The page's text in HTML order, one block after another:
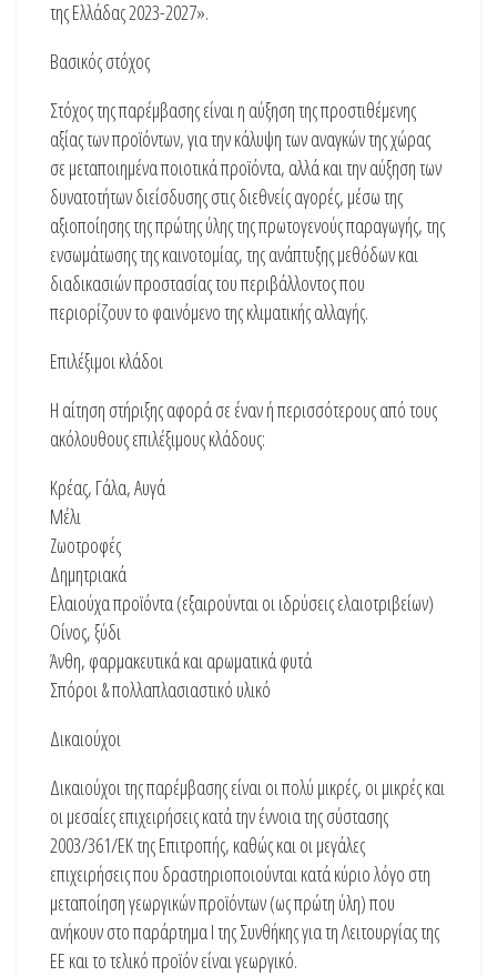
της Ελλάδας 2023-2027».
Βασικός στόχος
Στόχος της παρέμβασης είναι η αύξηση της προστιθέμενης
αξίας των προϊόντων, για την κάλυψη των αναγκών της χώρας
σε μεταποιημένα ποιοτικά προϊόντα, αλλά και την αύξηση των
δυνατοτήτων διείσδυσης στις διεθνείς αγορές, μέσω της
αξιοποίησης της πρώτης ύλης της πρωτογενούς παραγωγής, της
ενσωμάτωσης της καινοτομίας, της ανάπτυξης μεθόδων και
διαδικασιών προστασίας του περιβάλλοντος που
περιορίζουν το φαινόμενο της κλιματικής αλλαγής.
Επιλέξιμοι κλάδοι
Η αίτηση στήριξης αφορά σε έναν ή περισσότερους από τους
ακόλουθους επιλέξιμους κλάδους:
Κρέας, Γάλα, Αυγά
Μέλι
Ζωοτροφές
Δημητριακά
Ελαιούχα προϊόντα (εξαιρούνται οι ιδρύσεις ελαιοτριβείων)
Οίνος, ξύδι
Άνθη, φαρμακευτικά και αρωματικά φυτά
Σπόροι & πολλαπλασιαστικό υλικό
Δικαιούχοι
Δικαιούχοι της παρέμβασης είναι οι πολύ μικρές, οι μικρές και
οι μεσαίες επιχειρήσεις κατά την έννοια της σύστασης
2003/361/ΕΚ της Επιτροπής, καθώς και οι μεγάλες
επιχειρήσεις που δραστηριοποιούνται κατά κύριο λόγο στη
μεταποίηση γεωργικών προϊόντων (ως πρώτη ύλη) που
ανήκουν στο παράρτημα Ι της Συνθήκης για τη Λειτουργίας της
ΕΕ και το τελικό προϊόν είναι γεωργικό.